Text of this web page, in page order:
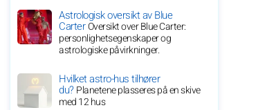
Astrologisk oversikt av Blue
CarterOversikt over Blue Carter:
personlighetsegenskaper og
astrologiske påvirkninger.
Hvilket astro-hus tilhører
du?Planetene plasseres på en skive
med 12 hus